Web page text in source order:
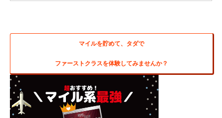
マイルを貯めて、タダで
ファーストクラスを体験してみませんか？